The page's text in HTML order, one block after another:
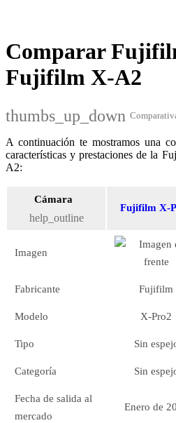
Comparar
Fujifilm X-A2
thumbs_up_down
A continuación te mostramos una
características y prestaciones de la
A2:
Cámara
help_outline
Fujifilm X-
Imagen
Fabricante Fujifilm
Modelo X-Pro2
Tipo Sin
Categoría Sin
Fecha de salida al
mercado
Enero de